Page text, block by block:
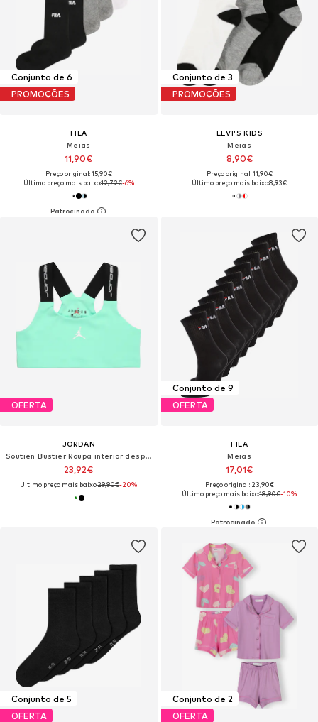
Conjunto de 6
PROMOÇÕES
FILA
Meias
11,90€
Preço original: 15,90€
Último preço mais baixo:12,72€-6%
Conjunto de 3
PROMOÇÕES
LEVI'S KIDS
Meias
8,90€
Preço original: 11,90€
Último preço mais baixo:8,93€
OFERTA
JORDAN
Soutien Bustier Roupa interior desportiva
23,92€
Último preço mais baixo:29,90€-20%
Conjunto de 9
OFERTA
FILA
Meias
17,01€
Preço original: 23,90€
Último preço mais baixo:18,90€-10%
Conjunto de 5
OFERTA
Conjunto de 2
OFERTA